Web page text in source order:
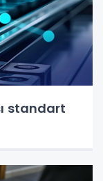
standart